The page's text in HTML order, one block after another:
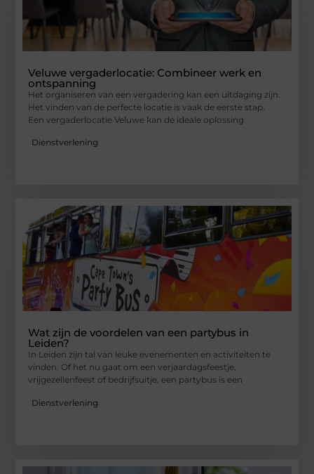
Veluwe vergaderlocatie: Combineer werk en
ontspanning
Het organiseren van een vergadering kan een uitdaging zijn.
Het vinden van de perfecte locatie is vaak de eerste stap.
Een vergaderlocatie Veluwe kan de ideale oplossing
Dienstverlening
Wat zijn de voordelen van een partybus in
Leiden?
In Leiden zijn tal van leuke evenementen en activiteiten te
vinden. Of het nu gaat om een verjaardagsfeestje,
vrijgezellenfeest of bedrijfsuitje, een partybus is een
Dienstverlening